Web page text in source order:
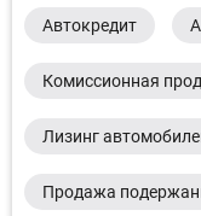
Автокредит
Комиссионная
Лизинг
Продажа